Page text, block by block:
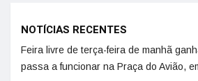
NOTÍCIAS RECENTES
Feira livre de terça-feira de manhã
passa a funcionar na Praça do Avião,